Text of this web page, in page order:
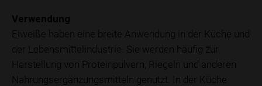
Verwendung
Eiweiße haben eine breite Anwendung in der Küche und
der Lebensmittelindustrie. Sie werden häufig zur
Herstellung von Proteinpulvern, Riegeln und anderen
Nahrungsergänzungsmitteln genutzt. In der Küche